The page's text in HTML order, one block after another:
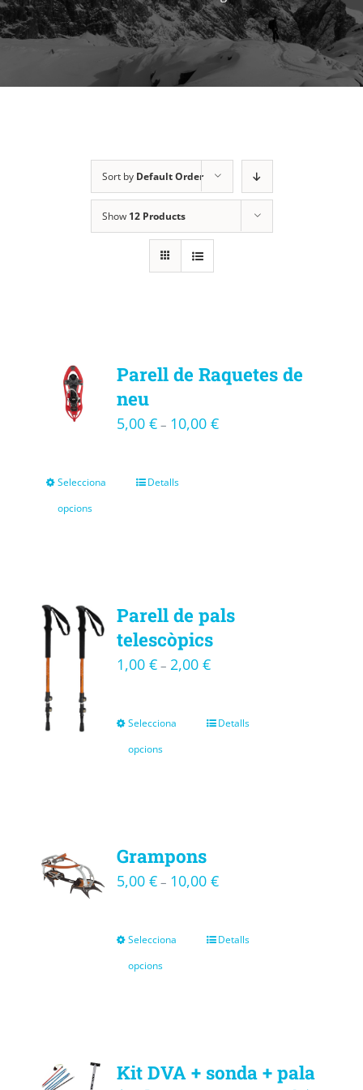
Sort by Default Order
Show 12 Products
Parell de Raquetes de
neu
5,00 €– 10,00 €
Selecciona
opcions
Detalls
Parell de pals
telescòpics
1,00 €– 2,00 €
Selecciona
opcions
Detalls
Grampons
5,00 €– 10,00 €
Selecciona
opcions
Detalls
Kit DVA + sonda + pala